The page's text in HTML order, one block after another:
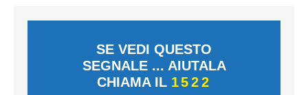
SE VEDI QUESTO
SEGNALE ... AIUTALA
CHIAMA IL 1522